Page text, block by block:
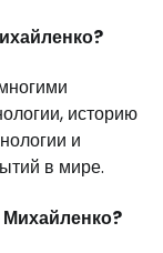
историю
и
в мире.
Михайленко?